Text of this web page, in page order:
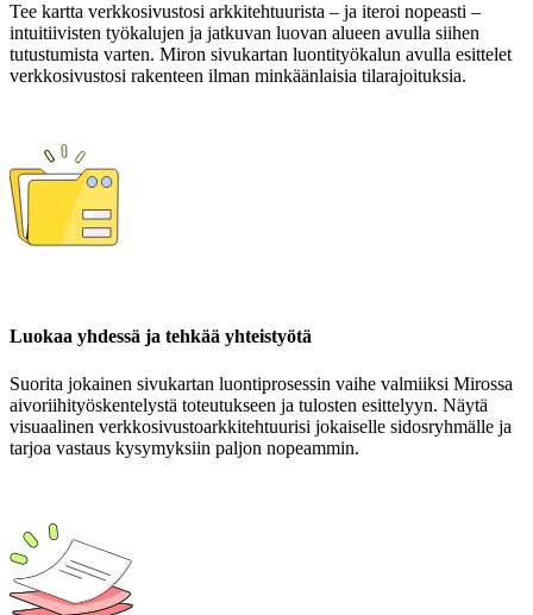
Tee kartta verkkosivustosi arkkitehtuurista – ja iteroi nopeasti –
intuitiivisten työkalujen ja jatkuvan luovan alueen avulla siihen
tutustumista varten. Miron sivukartan luontityökalun avulla esittelet
verkkosivustosi rakenteen ilman minkäänlaisia tilarajoituksia.
Luokaa yhdessä ja tehkää yhteistyötä
Suorita jokainen sivukartan luontiprosessin vaihe valmiiksi Mirossa
aivoriihityöskentelystä toteutukseen ja tulosten esittelyyn. Näytä
visuaalinen verkkosivustoarkkitehtuurisi jokaiselle sidosryhmälle ja
tarjoa vastaus kysymyksiin paljon nopeammin.